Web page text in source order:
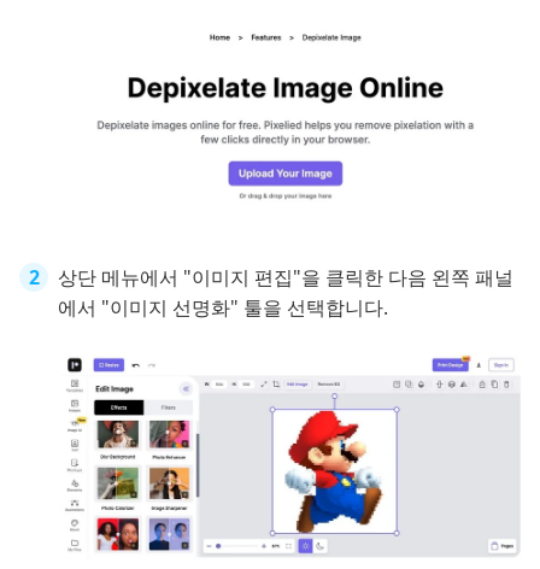
상단 메뉴에서 "이미지 편집"을 클릭한 다음 왼쪽 패널
에서 "이미지 선명화" 툴을 선택합니다.